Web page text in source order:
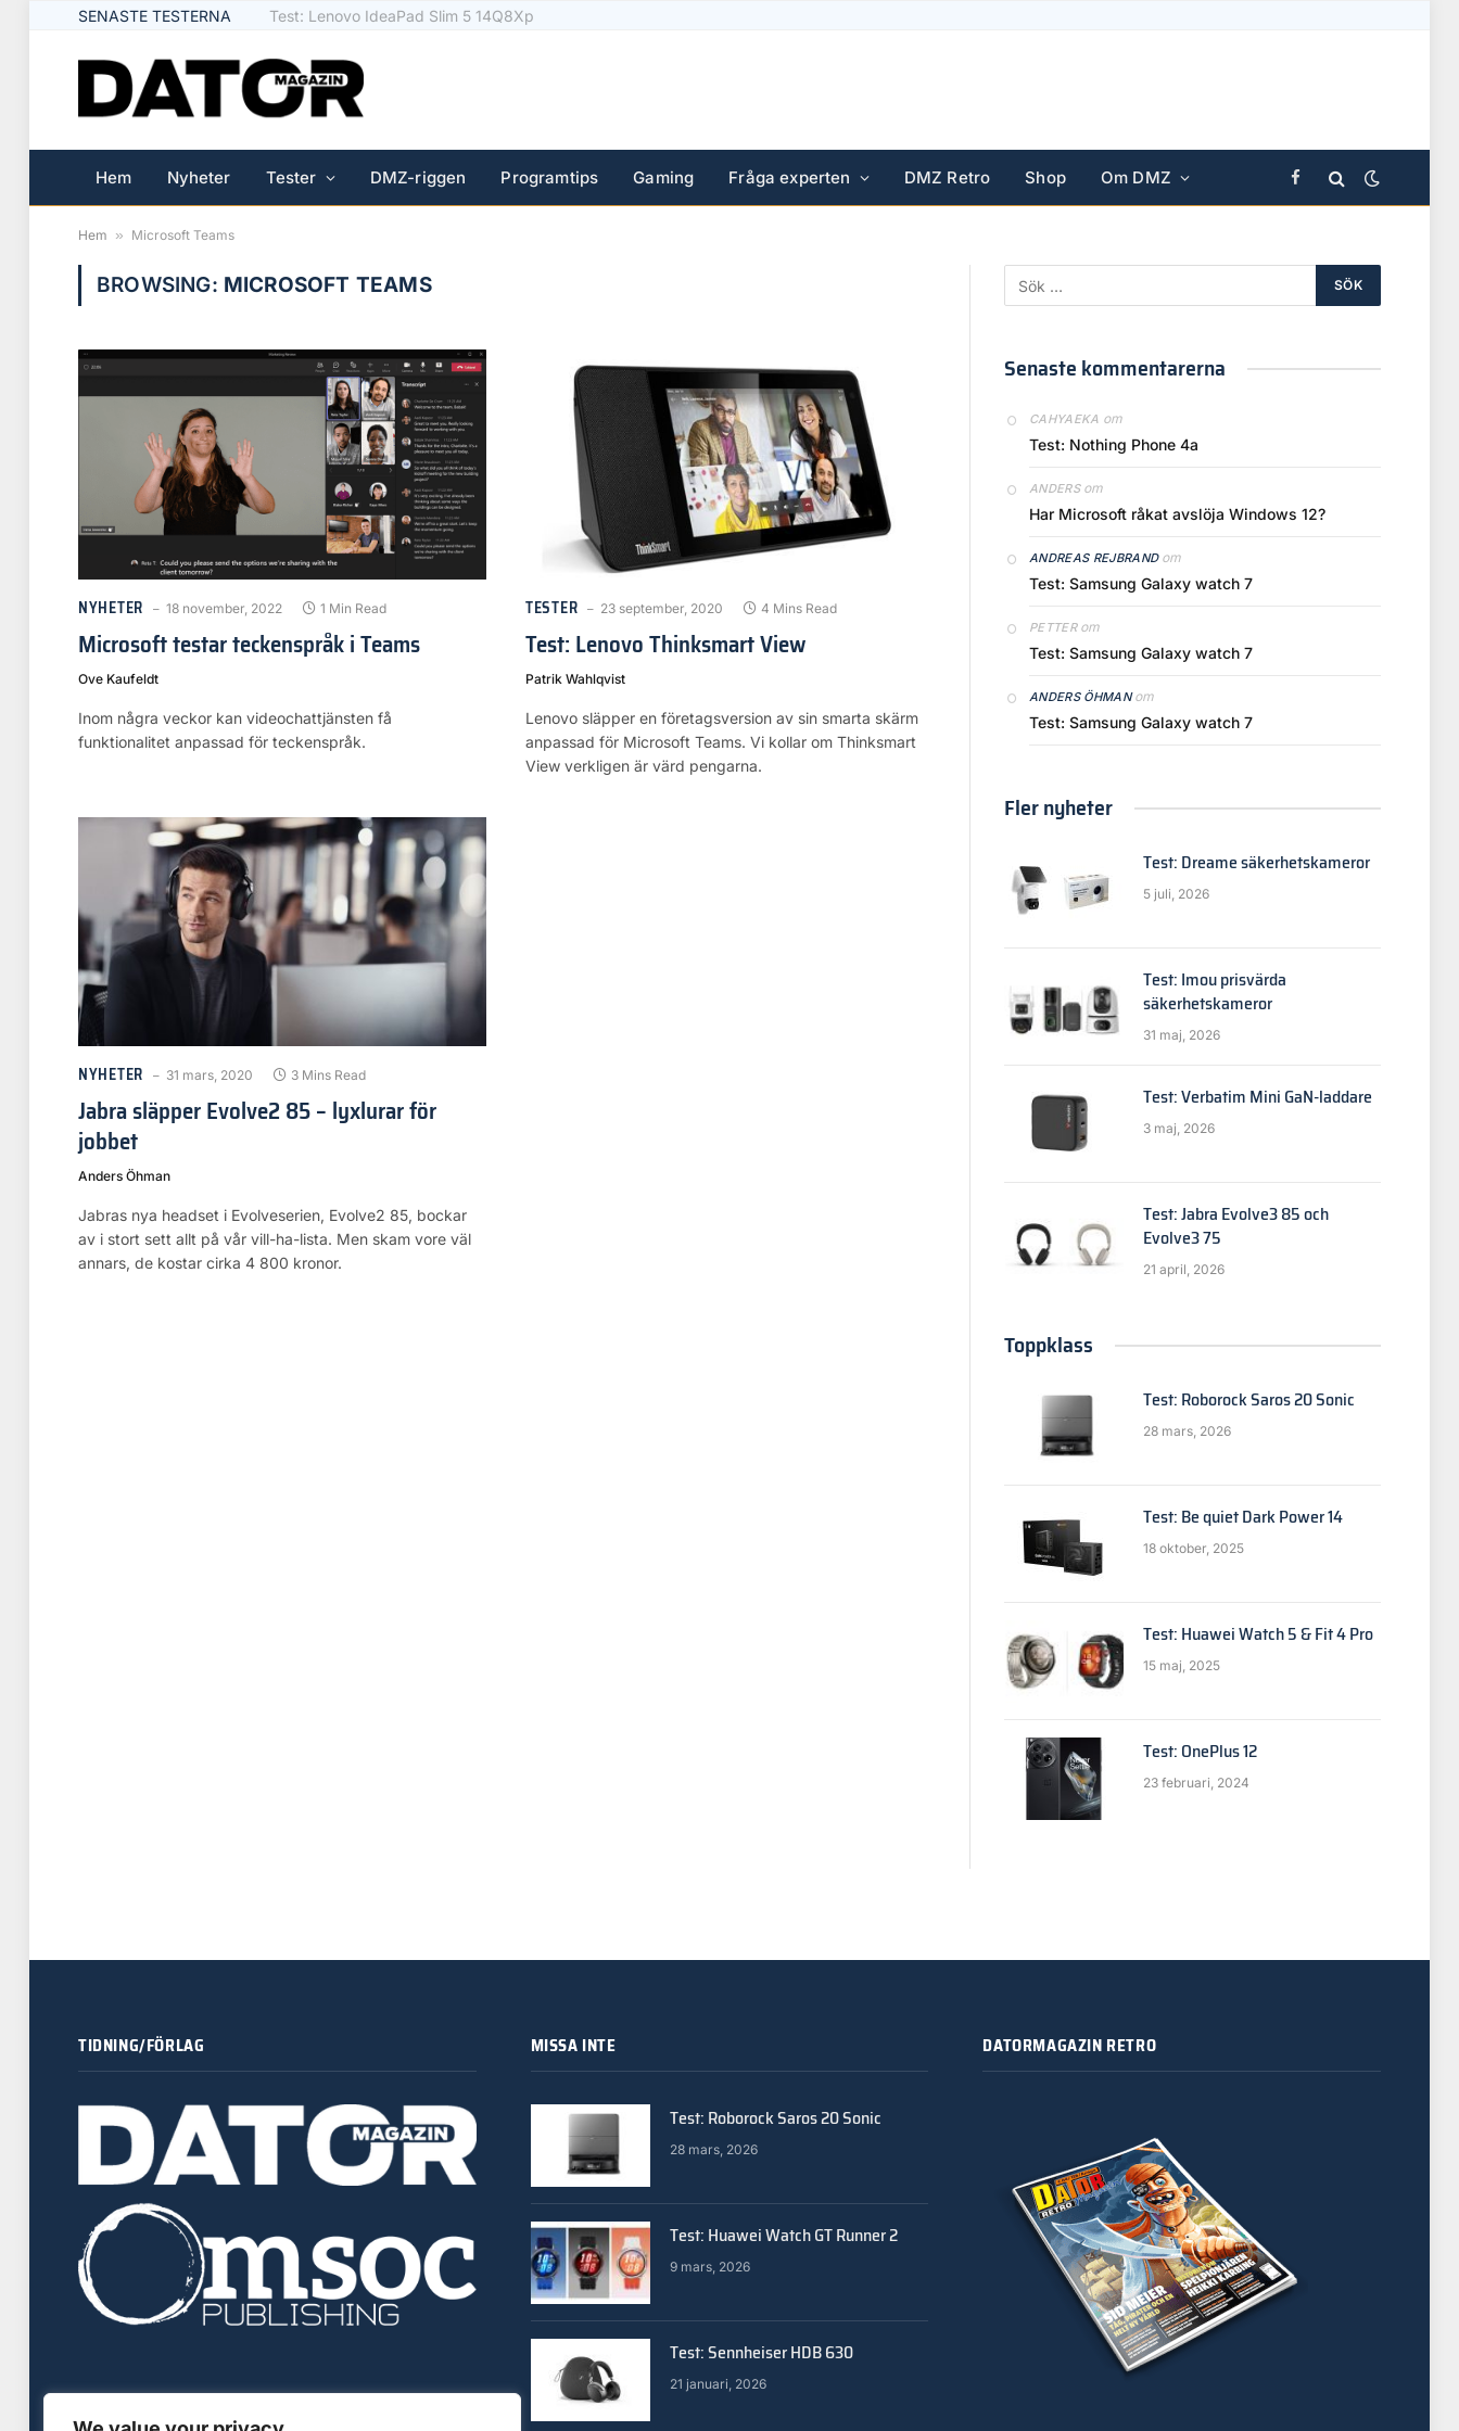
SENASTE TESTERNA Test: Logitech Signature Slim Solar Plus
Hem Nyheter Tester DMZ-riggen Programtips Gaming Fråga experten DMZ Retro Shop Om DMZ Facebook
Hem » Microsoft Teams
BROWSING: MICROSOFT TEAMS
NYHETER 18 november, 2022 1 Min Read
Microsoft testar teckenspråk i Teams
Ove Kaufeldt
Inom några veckor kan videochattjänsten få
funktionalitet anpassad för teckenspråk.
TESTER 23 september, 2020 4 Mins Read
Test: Lenovo Thinksmart View
Patrik Wahlqvist
Lenovo släpper en företagsversion av sin smarta skärm
anpassad för Microsoft Teams. Vi kollar om Thinksmart
View verkligen är värd pengarna.
NYHETER 31 mars, 2020 3 Mins Read
Jabra släpper Evolve2 85 – lyxlurar för
jobbet
Anders Öhman
Jabras nya headset i Evolveserien, Evolve2 85, bockar
av i stort sett allt på vår vill-ha-lista. Men skam vore väl
annars, de kostar cirka 4 800 kronor.
Senaste kommentarerna
CAHYAEKA om
Test: Nothing Phone 4a
ANDERSom
Har Microsoft råkat avslöja Windows 12?
ANDREAS REJBRANDom
Test: Samsung Galaxy watch 7
PETTERom
Test: Samsung Galaxy watch 7
ANDERS ÖHMANom
Test: Samsung Galaxy watch 7
Fler nyheter
Test: Dreame säkerhetskameror
5 juli, 2026
Test: Imou prisvärda
säkerhetskameror
31 maj, 2026
Test: Verbatim Mini GaN-laddare
3 maj, 2026
Test: Jabra Evolve3 85 och
Evolve3 75
21 april, 2026
Toppklass
Test: Roborock Saros 20 Sonic
28 mars, 2026
Test: Be quiet Dark Power 14
18 oktober, 2025
Test: Huawei Watch 5 & Fit 4 Pro
15 maj, 2025
Test: OnePlus 12
23 februari, 2024
TIDNING/FÖRLAG MISSA INTE
Test: Roborock Saros 20 Sonic
28 mars, 2026
Test: Huawei Watch GT Runner 2
9 mars, 2026
Test: Sennheiser HDB 630
21 januari, 2026
DATORMAGAZIN RETRO